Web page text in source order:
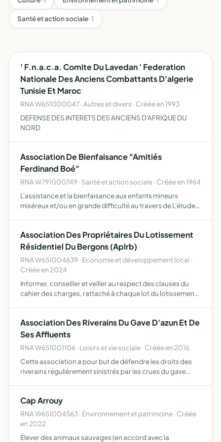
Santé et action sociale· 1
' F.n.a.c.a. Comite Du Lavedan ' Federation
Nationale Des Anciens Combattants D'algerie
Tunisie Et Maroc
RNA W651000047 · Autres et divers · Créée en 1993
DEFENSE DES INTERETS DES ANCIENS D'AFRIQUE DU
NORD
Association De Bienfaisance "Amitiés
Ferdinand Boé"
RNA W791000749 · Santé et action sociale · Créée en 1964
L'assistance et la bienfaisance aux enfants mineurs
miséreux et/ou en grande difficulté au travers de L'étude
Association Des Propriétaires Du Lotissement
Résidentiel Du Bergons (Aplrb)
RNA W651004639 · Economie et développement local ·
Créée en 2024
Informer, conseiller et veiller au respect des clauses du
cahier des charges, rattaché à chaque lot du lotissement,
Association Des Riverains Du Gave D'azun Et De
Ses Affluents
RNA W651001106 · Loisirs et vie sociale · Créée en 2016
Cette association a pour but de défendre les droits des
riverains régulièrement sinistrés par les crues du gave
Cap Arrouy
RNA W651004563 · Environnement et patrimoine · Créée
en 2022
Élever des animaux sauvages (en accord avec la